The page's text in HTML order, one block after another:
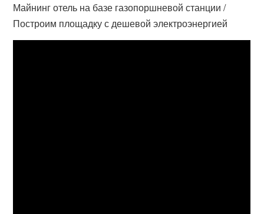
Майнинг отель на базе газопоршневой станции /
Построим площадку с дешевой электроэнергией